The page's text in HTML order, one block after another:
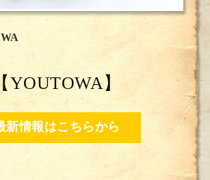
YOUTOWA】
新情報はこちらから